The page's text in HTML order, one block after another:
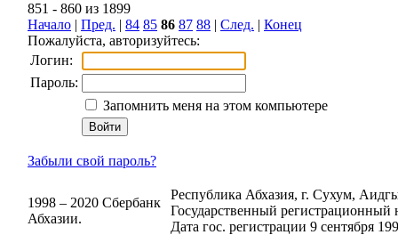
851 - 860 из 1899
Начало | Пред. | 84 85 86 87 88 | След. | Конец
Пожалуйста, авторизуйтесь:
Логин:
Пароль:
Запомнить меня на этом компьютере
Забыли свой пароль?
1998 – 2020 Сбербанк
Абхазии.
Республика Абхазия, г. Сухум,
Государственный регистрационный
Дата гос. регистрации 9 сентября